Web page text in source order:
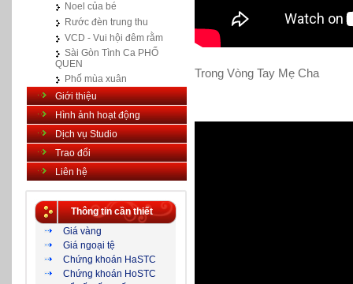
Noel của bé
Rước đèn trung thu
VCD - Vui hội đêm rằm
Sài Gòn Tình Ca PHỐ
QUEN
Phố mùa xuân
Giới thiệu
Hình ảnh hoạt động
Dịch vụ Studio
Trao đổi
Liên hệ
Thông tin cần thiết
Giá vàng
Giá ngoại tệ
Chứng khoán HaSTC
Chứng khoán HoSTC
Trong Vòng Tay Mẹ Cha